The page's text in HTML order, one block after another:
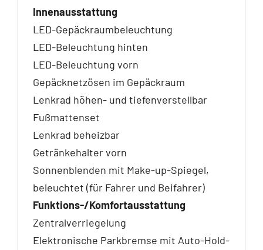
Innenausstattung
LED-Gepäckraumbeleuchtung
LED-Beleuchtung hinten
LED-Beleuchtung vorn
Gepäcknetzösen im Gepäckraum
Lenkrad höhen- und tiefenverstellbar
Fußmattenset
Lenkrad beheizbar
Getränkehalter vorn
Sonnenblenden mit Make-up-Spiegel,
beleuchtet (für Fahrer und Beifahrer)
Funktions-/Komfortausstattung
Zentralverriegelung
Elektronische Parkbremse mit Auto-Hold-